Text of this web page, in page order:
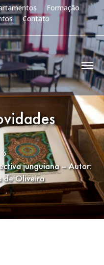
Formação
Contato
junguiana – Autor:
de Oliveira